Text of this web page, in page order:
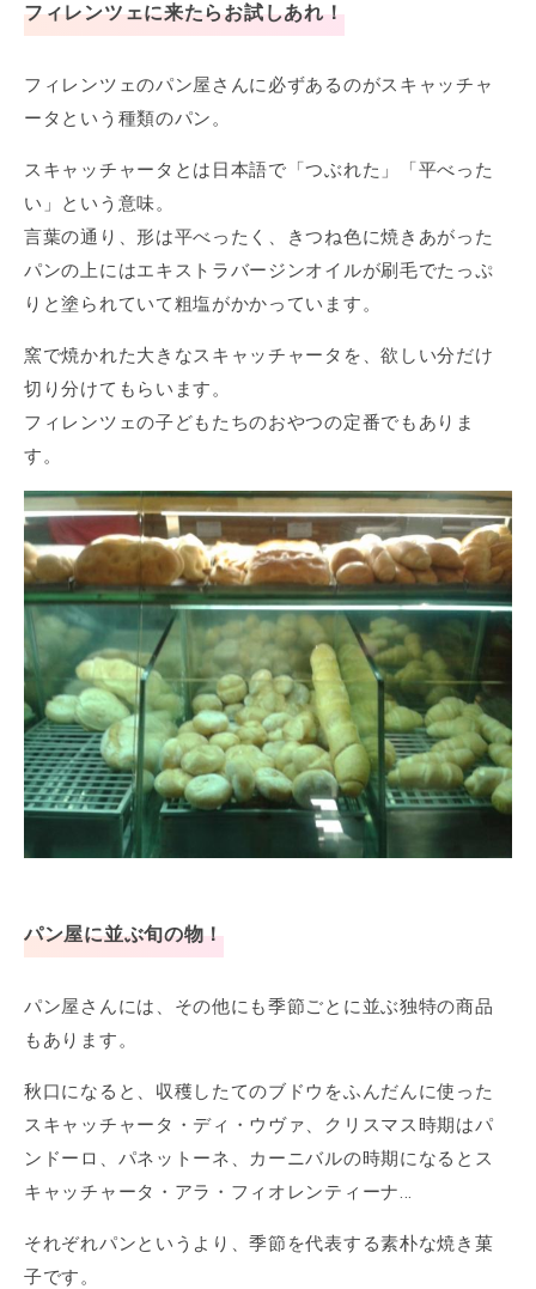
フィレンツェに来たらお試しあれ！
フィレンツェのパン屋さんに必ずあるのがスキャッチャ
ータという種類のパン。
スキャッチャータとは日本語で「つぶれた」「平べった
い」という意味。
言葉の通り、形は平べったく、きつね色に焼きあがった
パンの上にはエキストラバージンオイルが刷毛でたっぷ
りと塗られていて粗塩がかかっています。
窯で焼かれた大きなスキャッチャータを、欲しい分だけ
切り分けてもらいます。
フィレンツェの子どもたちのおやつの定番でもありま
す。
パン屋に並ぶ旬の物！
パン屋さんには、その他にも季節ごとに並ぶ独特の商品
もあります。
秋口になると、収穫したてのブドウをふんだんに使った
スキャッチャータ・ディ・ウヴァ、クリスマス時期はパ
ンドーロ、パネットーネ、カーニバルの時期になるとス
キャッチャータ・アラ・フィオレンティーナ...
それぞれパンというより、季節を代表する素朴な焼き菓
子です。